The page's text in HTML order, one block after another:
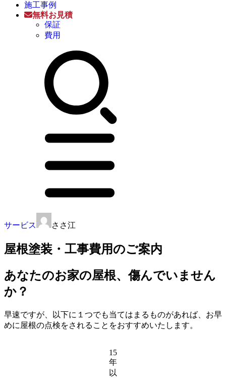
施工事例
無料お見積
保証
費用
サービス ささ江
屋根塗装・工事費用のご案内
あなたのお家の屋根、傷んでいません
か？
早速ですが、以下に１つでも当てはまるものがあれば、お早
めに屋根の点検をされることをおすすめいたします。
15
年
以